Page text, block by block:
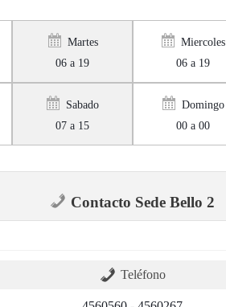
Martes
06 a 19
Miercoles
06 a 19
Sabado
07 a 15
Domingo
00 a 00
Contacto Sede Bello 2
Teléfono